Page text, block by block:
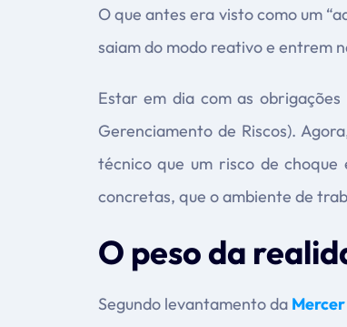
O que antes era visto como um
saiam do modo reativo e entrem
Estar em dia com as
Gerenciamento de Riscos).
técnico que um risco de
concretas, que o ambiente de
O peso da
Segundo levantamento da